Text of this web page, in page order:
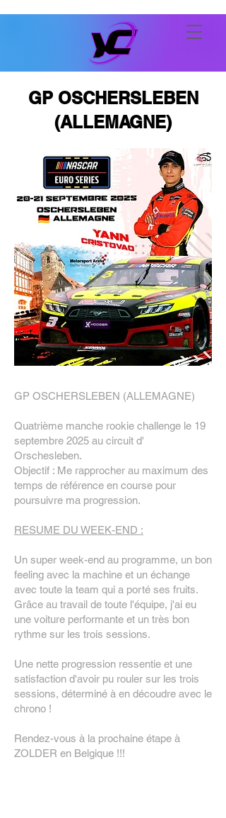
GP OSCHERSLEBEN
(ALLEMAGNE)
GP OSCHERSLEBEN (ALLEMAGNE)
Quatrième manche rookie challenge le 19
septembre 2025 au circuit d'
Orschesleben.
Objectif : Me rapprocher au maximum des
temps de référence en course pour
poursuivre ma progression.
RESUME DU WEEK-END :
Un super week-end au programme, un bon
feeling avec la machine et un échange
avec toute la team qui a porté ses fruits.
Grâce au travail de toute l'équipe, j'ai eu
une voiture performante et un très bon
rythme sur les trois sessions.
Une nette progression ressentie et une
satisfaction d'avoir pu rouler sur les trois
sessions, déterminé à en découdre avec le
chrono !
Rendez-vous à la prochaine étape à
ZOLDER en Belgique !!!